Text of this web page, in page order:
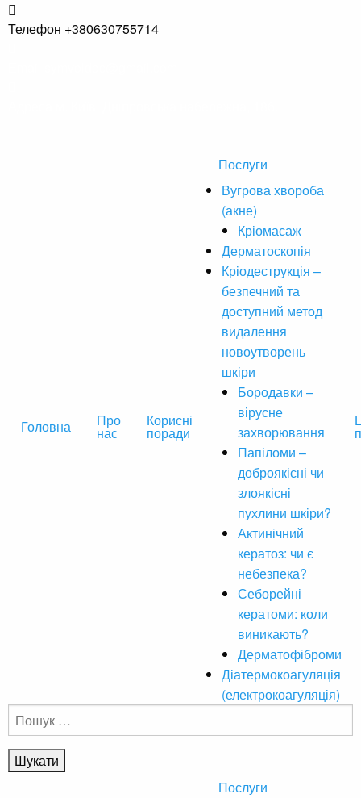
Телефон +380630755714
Головна Про
нас
Корисні
поради
Послуги
Вугрова хвороба
(акне)
Кріомасаж
Дерматоскопія
Кріодеструкція –
безпечний та
доступний метод
видалення
новоутворень
шкіри
Бородавки –
вірусне
захворювання
Папіломи –
доброякісні чи
злоякісні
пухлини шкіри?
Актинічний
кератоз: чи є
небезпека?
Себорейні
кератоми: коли
виникають?
Дерматофіброми
Діатермокоагуляція
(електрокоагуляція)
Пошук:
Послуги